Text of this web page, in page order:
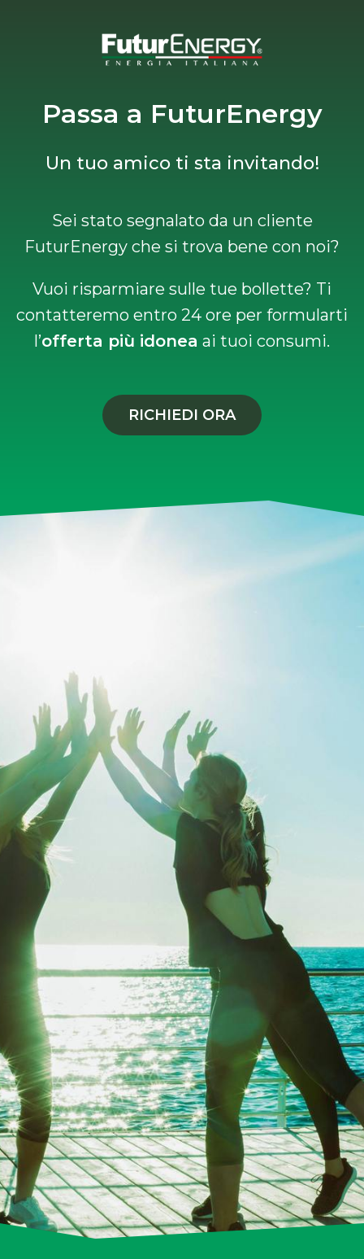
Passa a FuturEnergy
Un tuo amico ti sta invitando!
Sei stato segnalato da un cliente
FuturEnergy che si trova bene con noi?
Vuoi risparmiare sulle tue bollette? Ti
contatteremo entro 24 ore per formularti
l’offerta più idonea ai tuoi consumi.
RICHIEDI ORA